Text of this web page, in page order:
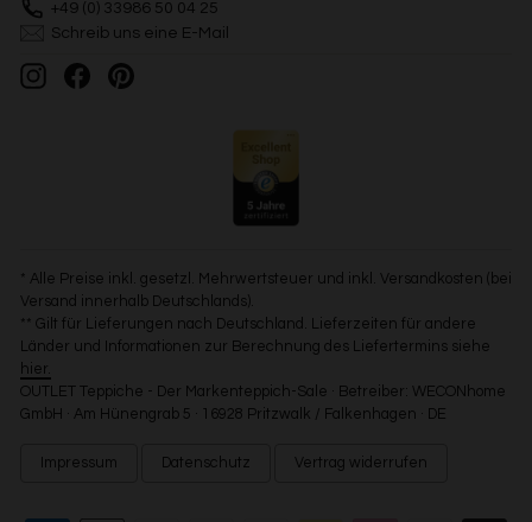
+49 (0) 33986 50 04 25
Schreib uns eine E-Mail
InstagramFacebookPinterest
* Alle Preise inkl. gesetzl. Mehrwertsteuer und inkl. Versandkosten (bei
Versand innerhalb Deutschlands).
** Gilt für Lieferungen nach Deutschland. Lieferzeiten für andere
Länder und Informationen zur Berechnung des Liefertermins siehe
hier.
OUTLET Teppiche - Der Markenteppich-Sale · Betreiber: WECONhome
GmbH · Am Hünengrab 5 · 16928 Pritzwalk / Falkenhagen · DE
Impressum Datenschutz Vertrag widerrufen